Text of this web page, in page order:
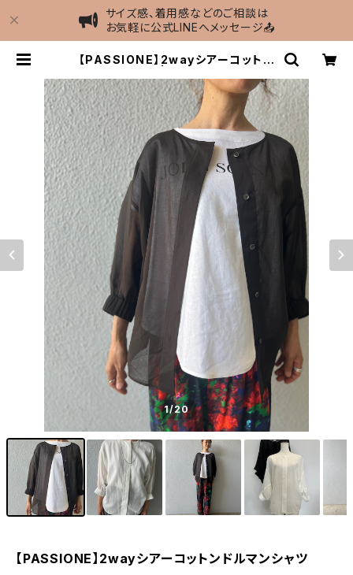
サイズ感、着用感などのご相談は
お気軽に公式LINEへメッセージ📤
【PASSIONE】2wayシアーコットン
p
1/20
【PASSIONE】2wayシアーコットンドルマンシャツ